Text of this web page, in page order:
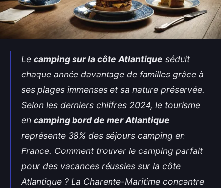
Le camping sur la côte Atlantique séduit
chaque année davantage de familles grâce à
ses plages immenses et sa nature préservée.
Selon les derniers chiffres 2024, le tourisme
en camping bord de mer Atlantique
représente 38% des séjours camping en
France. Comment trouver le camping parfait
pour des vacances réussies sur la côte
Atlantique ? La Charente-Maritime concentre